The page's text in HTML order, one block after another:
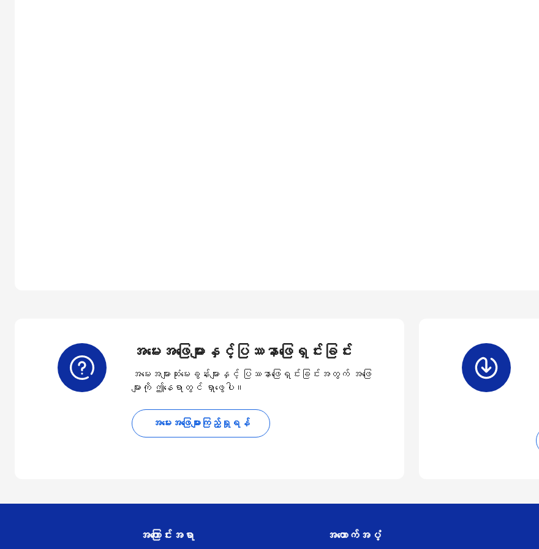
အမေးအဖြေများနှင့်ပြဿနာဖြေရှင်းခြင်း
အမေးအများဆုံးမေးခွန်းများနှင့် ပြဿနာဖြေရှင်းခြင်းအတွက် အဖြေ
များကို ဤနေရာတွင် ရှာဖွေပါ။
အမေးအဖြေများကြည့်ရှုရန်
အကြောင်းအရာ အထောက်အပံ့